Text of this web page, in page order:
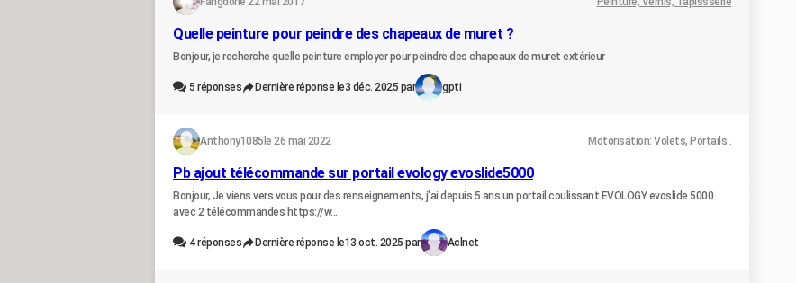
Quelle peinture pour peindre des chapeaux de muret ?
Bonjour, je recherche quelle peinture employer pour peindre des chapeaux de muret extérieur
5 réponses Dernière réponse le3 déc. 2025 par gpti
Anthony1085 le 26 mai 2022 Motorisation: Volets, Portails..
Pb ajout télécommande sur portail evology evoslide5000
Bonjour, Je viens vers vous pour des renseignements, j'ai depuis 5 ans un portail coulissant EVOLOGY evoslide 5000
avec 2 télécommandes https://w...
4réponses Dernière réponse le13 oct. 2025 par Aclnet